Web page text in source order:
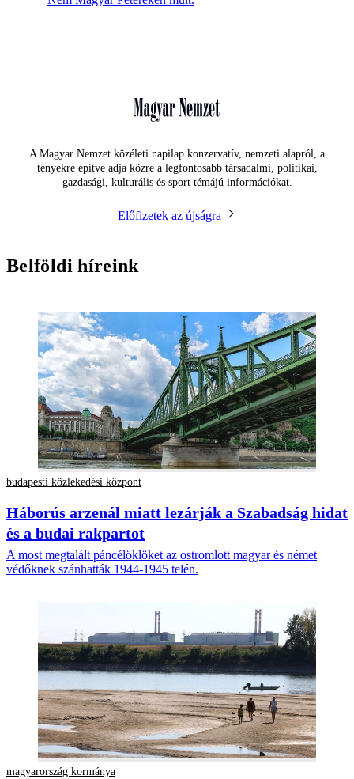
A Magyar Nemzet közéleti napilap konzervatív, nemzeti alapról, a
tényekre építve adja közre a legfontosabb társadalmi, politikai,
gazdasági, kulturális és sport témájú információkat.
Előfizetek az újságra
Belföldi híreink
budapesti közlekedési központ
Háborús arzenál miatt lezárják a Szabadság hidat
és a budai rakpartot
A most megtalált páncélöklöket az ostromlott magyar és német
védőknek szánhatták 1944-1945 telén.
magyarország kormánya